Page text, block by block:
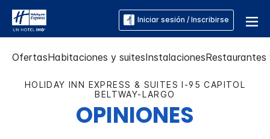
Iniciar sesión / Inscribirse
OfertasHabitaciones y suitesInstalacionesRestaurantes
HOLIDAY INN EXPRESS & SUITES I-95 CAPITOL
BELTWAY-LARGO
OPINIONES